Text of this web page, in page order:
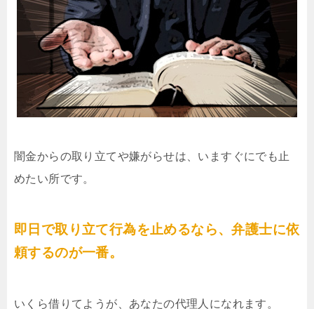
闇金からの取り立てや嫌がらせは、いますぐにでも止
めたい所です。
即日で取り立て行為を止めるなら、弁護士に依
頼するのが一番。
いくら借りてようが、あなたの代理人になれます。